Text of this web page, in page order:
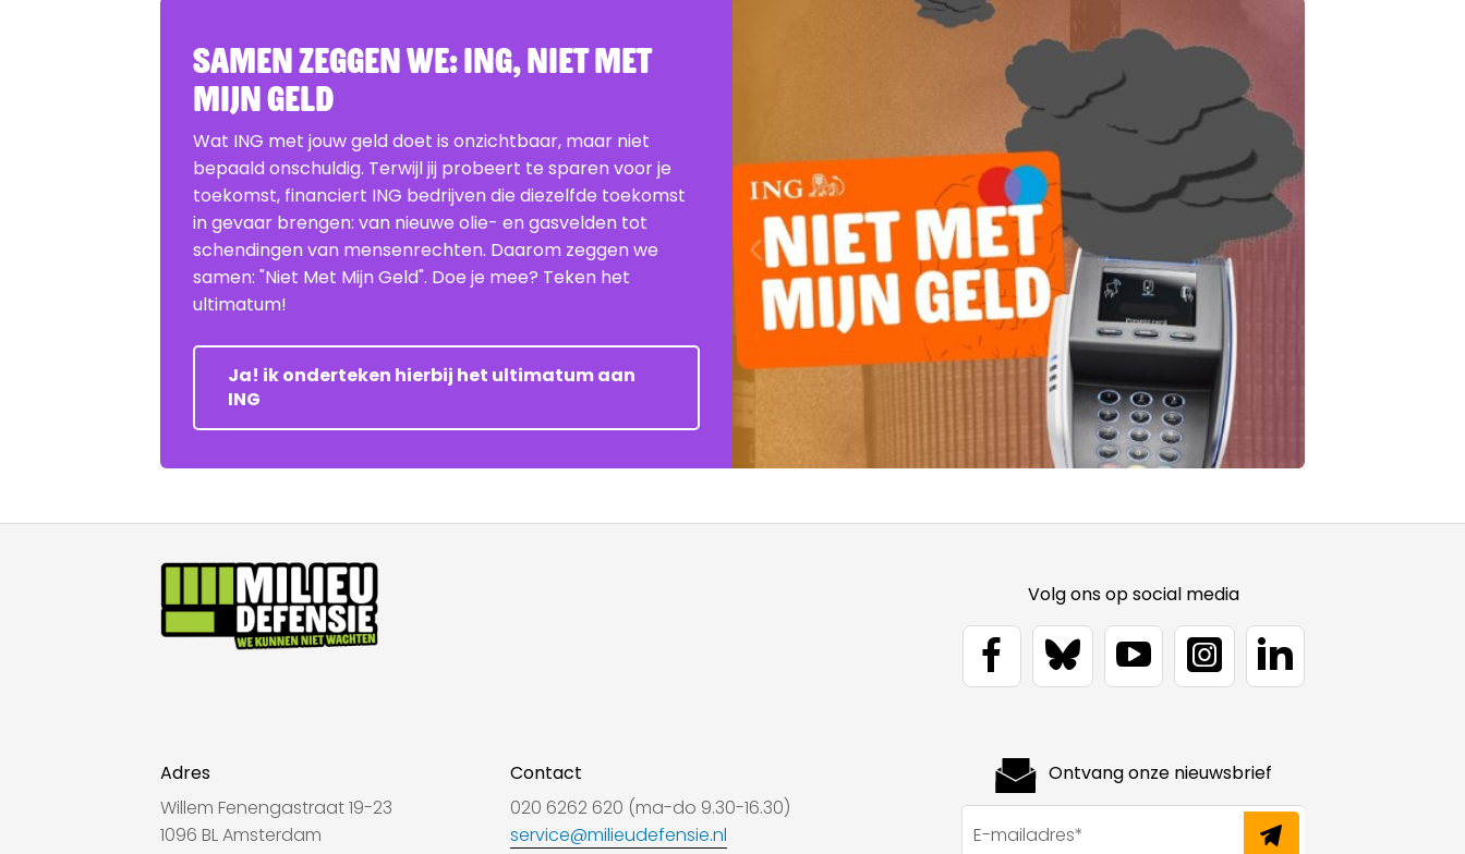
Samen zeggen we: ING, Niet Met
Mijn Geld
Wat ING met jouw geld doet is onzichtbaar, maar niet
bepaald onschuldig. Terwijl jij probeert te sparen voor je
toekomst, financiert ING bedrijven die diezelfde toekomst
in gevaar brengen: van nieuwe olie- en gasvelden tot
schendingen van mensenrechten. Daarom zeggen we
samen: "Niet Met Mijn Geld". Doe je mee? Teken het
ultimatum!
Ja! ik onderteken hierbij het ultimatum aan
ING
Volg ons op social media
Adres
Willem Fenengastraat 19-23
1096 BL Amsterdam
Contact
020 6262 620 (ma-do 9.30-16.30)
service@milieudefensie.nl
Ontvang onze nieuwsbrief